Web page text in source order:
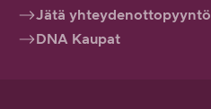
Jätä yhteydenottopyyntö
DNA Kaupat